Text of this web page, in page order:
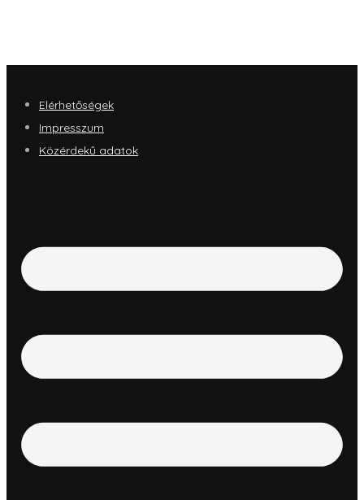
Elérhetőségek
Impresszum
Közérdekű adatok